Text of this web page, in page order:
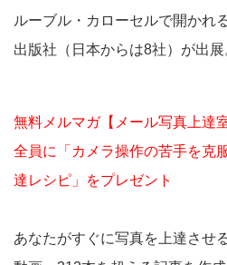
ルーブル・カローセルで開かれ
出版社（日本からは8社）が出展
無料メルマガ【メール写真上達
全員に「カメラ操作の苦手を克
達レシピ」をプレゼント
あなたがすぐに写真を上達させ